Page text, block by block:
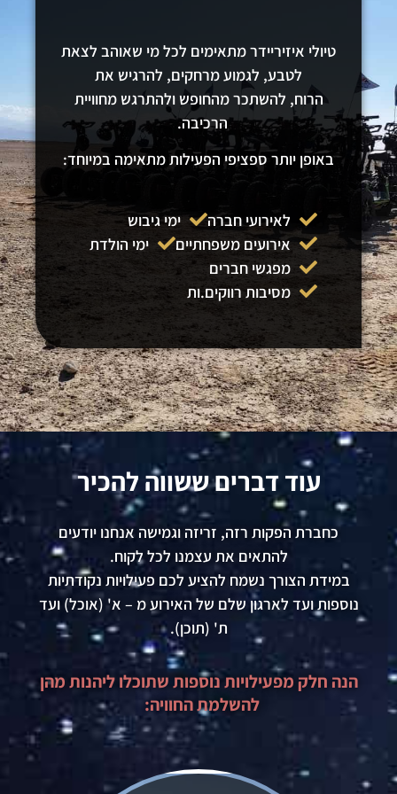
טיולי איזיריידר מתאימים לכל מי שאוהב לצאת
לטבע, לגמוע מרחקים, להרגיש את
הרוח, להשתכר מהחופש ולהתרגש מחוויית
הרכיבה.
באופן יותר ספציפי הפעילות מתאימה במיוחד:
לאירועי חברה
ימי גיבוש
אירועים משפחתיים
ימי הולדת
מפגשי חברים
מסיבות רווקים.ות
עוד דברים ששווה להכיר
כחברת הפקות רזה, זריזה וגמישה אנחנו יודעים
להתאים את עצמנו לכל לקוח.
במידת הצורך נשמח להציע לכם פעילויות נקודתיות
נוספות ועד לארגון שלם של האירועמ – א' (אוכל) ועד
ת' (תוכן).
הנה חלק מפעילויות נוספות שתוכלו ליהנות מהן
להשלמת החוויה: